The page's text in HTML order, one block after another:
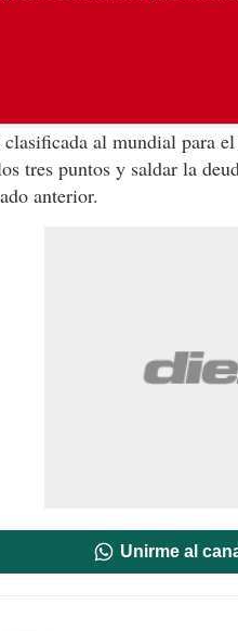
al mundial para
tres puntos y saldar la
anterior.
Unirme al